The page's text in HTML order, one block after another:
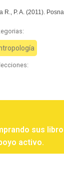
R., P. A. (2011).
sus
activo.